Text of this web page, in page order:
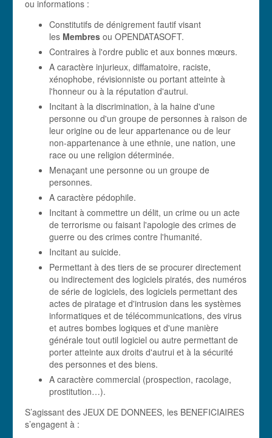
ou informations :
Constitutifs de dénigrement fautif visant
les Membres ou OPENDATASOFT.
Contraires à l'ordre public et aux bonnes mœurs.
A caractère injurieux, diffamatoire, raciste,
xénophobe, révisionniste ou portant atteinte à
l'honneur ou à la réputation d'autrui.
Incitant à la discrimination, à la haine d'une
personne ou d'un groupe de personnes à raison de
leur origine ou de leur appartenance ou de leur
non-appartenance à une ethnie, une nation, une
race ou une religion déterminée.
Menaçant une personne ou un groupe de
personnes.
A caractère pédophile.
Incitant à commettre un délit, un crime ou un acte
de terrorisme ou faisant l'apologie des crimes de
guerre ou des crimes contre l'humanité.
Incitant au suicide.
Permettant à des tiers de se procurer directement
ou indirectement des logiciels piratés, des numéros
de série de logiciels, des logiciels permettant des
actes de piratage et d'intrusion dans les systèmes
informatiques et de télécommunications, des virus
et autres bombes logiques et d'une manière
générale tout outil logiciel ou autre permettant de
porter atteinte aux droits d'autrui et à la sécurité
des personnes et des biens.
A caractère commercial (prospection, racolage,
prostitution…).
S’agissant des JEUX DE DONNEES, les BENEFICIAIRES
s’engagent à :